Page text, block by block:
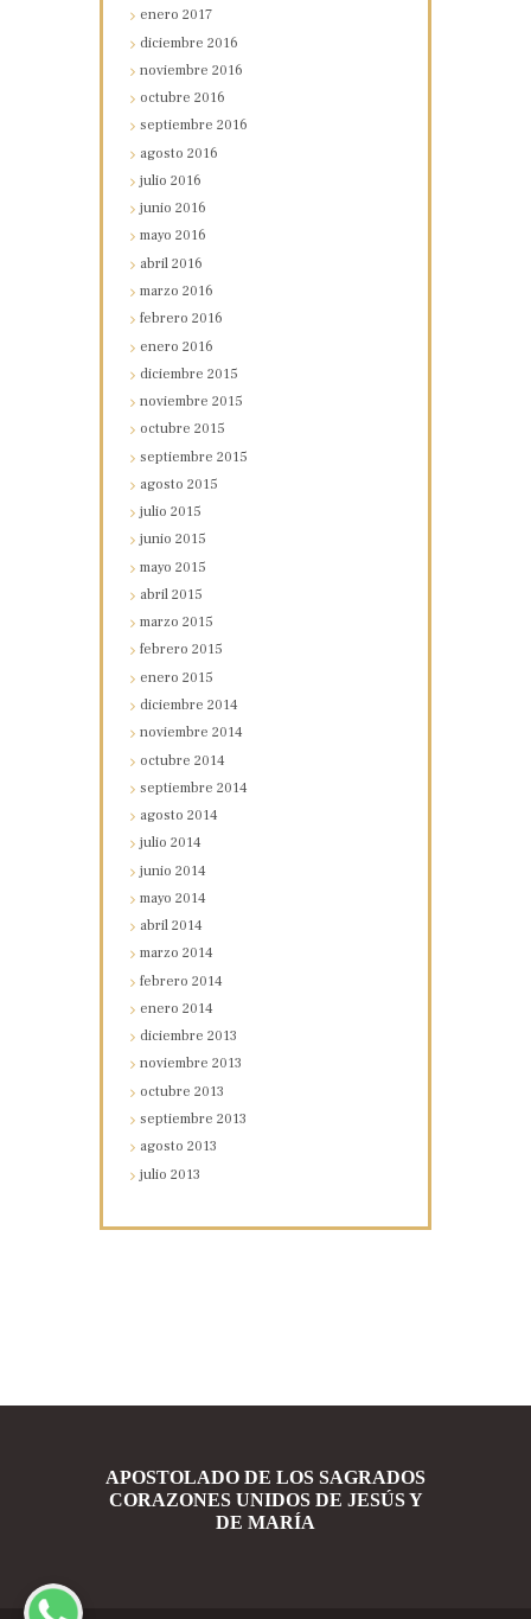
enero2017
diciembre2016
noviembre2016
octubre2016
septiembre2016
agosto2016
julio2016
junio2016
mayo2016
abril2016
marzo2016
febrero2016
enero2016
diciembre2015
noviembre2015
octubre2015
septiembre2015
agosto2015
julio2015
junio2015
mayo2015
abril2015
marzo2015
febrero2015
enero2015
diciembre2014
noviembre2014
octubre2014
septiembre2014
agosto2014
julio2014
junio2014
mayo2014
abril2014
marzo2014
febrero2014
enero2014
diciembre2013
noviembre2013
octubre2013
septiembre2013
agosto2013
julio2013
APOSTOLADO DE LOS SAGRADOS
CORAZONES UNIDOS DE JESÚS Y
DE MARÍA